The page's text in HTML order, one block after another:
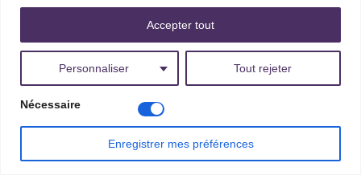
Personnaliser Tout rejeter
Accepter tout
Nécessaire
Enregistrer mes préférences
Méthodes de Paiement